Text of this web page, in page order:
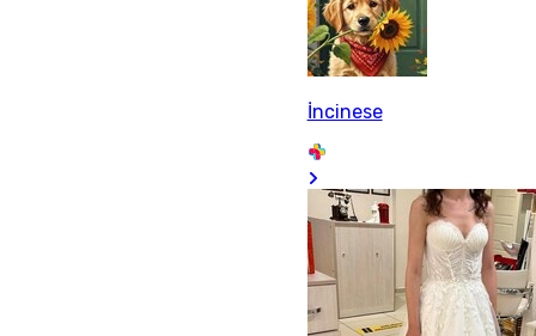
İncinese